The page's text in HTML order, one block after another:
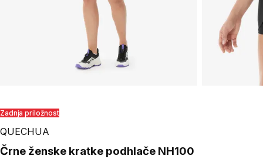
Zadnja priložnost
QUECHUA
Črne ženske kratke podhlače NH100